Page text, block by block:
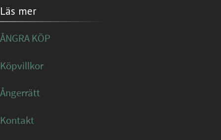
Läs mer
ÅNGRA KÖP
Köpvillkor
Ångerrätt
Kontakt